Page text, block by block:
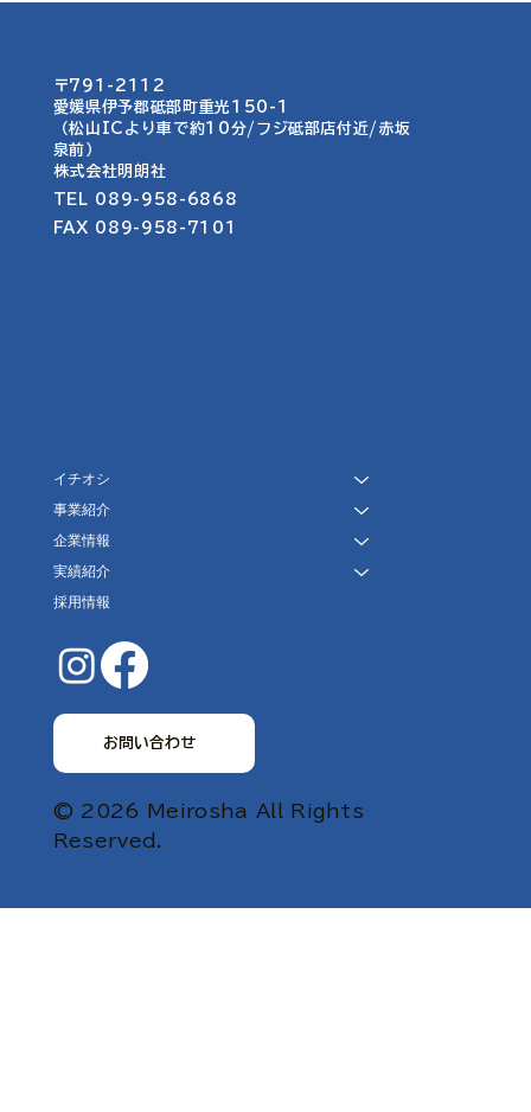
名称・ロゴ・看板作成
〒791-2112
愛媛県伊予郡砥部町重光150-1​​
（松山ICより車で約10分/フジ砥部店付近/赤坂
泉前）
​株式会社明朗社
TEL 089-958-6868
FAX 089-958-7101
イチオシ
事業紹介
企業情報
実績紹介
採用情報
お問い合わせ
© 2026 Meirosha All Rights
Reserved.